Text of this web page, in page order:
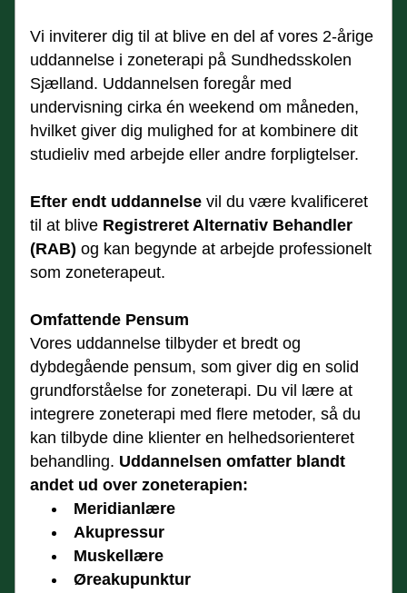
Vi inviterer dig til at blive en del af vores 2-årige
uddannelse i zoneterapi på Sundhedsskolen
Sjælland. Uddannelsen foregår med
undervisning cirka én weekend om måneden,
hvilket giver dig mulighed for at kombinere dit
studieliv med arbejde eller andre forpligtelser.
Efter endt uddannelse vil du være kvalificeret
til at blive Registreret Alternativ Behandler
(RAB) og kan begynde at arbejde professionelt
som zoneterapeut.
Omfattende Pensum
Vores uddannelse tilbyder et bredt og
dybdegående pensum, som giver dig en solid
grundforståelse for zoneterapi. Du vil lære at
integrere zoneterapi med flere metoder, så du
kan tilbyde dine klienter en helhedsorienteret
behandling. Uddannelsen omfatter blandt
andet ud over zoneterapien:
Meridianlære
Akupressur
Muskellære
Øreakupunktur